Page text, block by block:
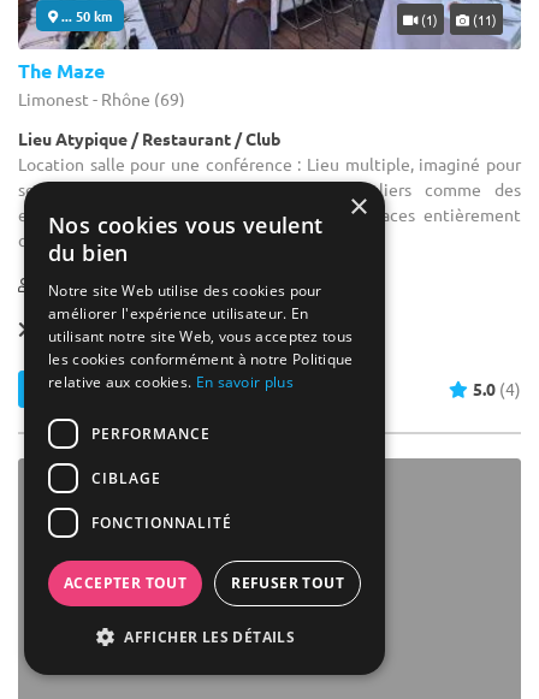
... 50 km (1) (11)
The Maze
Limonest - Rhône (69)
Lieu Atypique / Restaurant / Club
Location salle pour une conférence : Lieu multiple, imaginé pour
se plier à toutes les envies, des particuliers comme des
entreprises, The Maze totalise 450 m2 d’espaces entièrement
climatisés. Des volumes ...
4-600
Forfait dès 21 € / pers.
Contacter 5.0 (4)
×
Nos cookies vous veulent
du bien
Notre site Web utilise des cookies pour
améliorer l'expérience utilisateur. En
utilisant notre site Web, vous acceptez tous
les cookies conformément à notre Politique
relative aux cookies. En savoir plus
PERFORMANCE
CIBLAGE
FONCTIONNALITÉ
ACCEPTER TOUT REFUSER TOUT
AFFICHER LES DÉTAILS